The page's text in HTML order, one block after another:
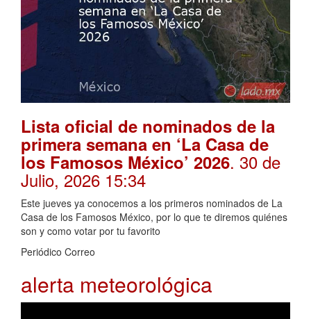
Lista oficial de nominados de la
primera semana en ‘La Casa de
los Famosos México’ 2026. 30 de
Julio, 2026 15:34
Este jueves ya conocemos a los primeros nominados de La
Casa de los Famosos México, por lo que te diremos quiénes
son y como votar por tu favorito
Periódico Correo
alerta meteorológica